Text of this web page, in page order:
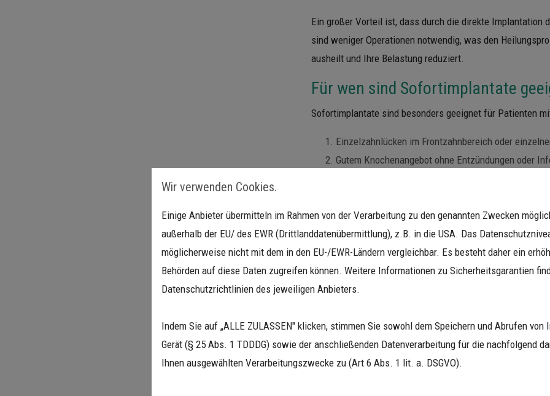
Ein großer Vorteil ist, dass durch die direkte Implantation
sind weniger Operationen notwendig, was den
ausheilt und Ihre Belastung reduziert.
Für wen sind Sofortimplantate
Sofortimplantate sind besonders geeignet für Patienten
Einzelzahnlücken im Frontzahnbereich oder
Gutem Knochenangebot ohne Entzündungen oder
Vor einer Behandlung führen wir eine genaue
Welche Vorteile bieten
Die Entfernung des Zahns und das
Erhalt von Knochen und Zahnfleisch:Sofortimplantate
Zahnfleisch natürlich zu formen, was für eine
Da das Implantat
besser, und ein späterer Knochenaufbau oder weitere
Wir verwenden Cookies.
Einige Anbieter übermitteln im Rahmen von der Verarbeitung zu den genannten Zwecken
außerhalb der EU/ des EWR (Drittlanddatenübermittlung), z.B. in die USA. Das
möglicherweise nicht mit dem in den EU-/EWR-Ländern vergleichbar. Es besteht daher ein
Behörden auf diese Daten zugreifen können. Weitere Informationen zu Sicherheitsgarantien
Datenschutzrichtlinien des jeweiligen Anbieters.
Indem Sie auf „ALLE ZULASSEN" klicken, stimmen Sie sowohl dem Speichern und Abrufen
Gerät (§ 25 Abs. 1 TDDDG) sowie der anschließenden Datenverarbeitung für die nachfolgend
Ihnen ausgewählten Verarbeitungszwecke zu (Art 6 Abs. 1 lit. a. DSGVO).